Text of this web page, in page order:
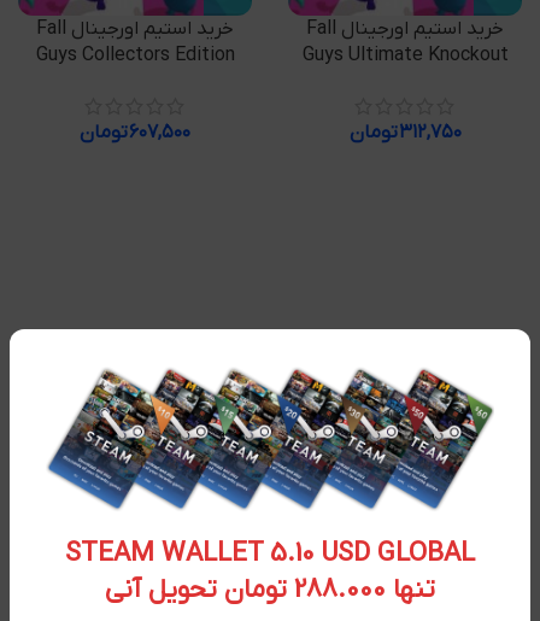
STEAM WALLET 5.10 USD GLOBAL
تنها 288.000 تومان تحویل آنی
خرید استیم اورجینال Fall
Guys Ultimate Knockout
۳۱۲,۷۵۰تومان
خرید استیم اورجینال Fall
Guys Collectors Edition
۶۰۷,۵۰۰تومان